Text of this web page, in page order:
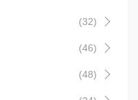
(32)
(46)
(48)